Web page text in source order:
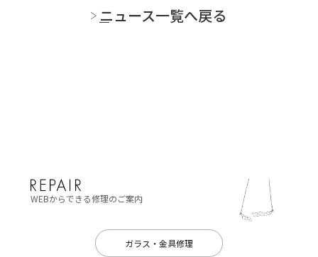
ニュース一覧へ戻る
WEBからできる修理のご案内
ガラス・金具修理